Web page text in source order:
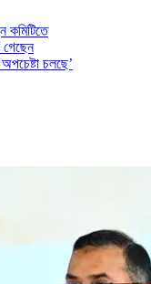
কমিটিতে
গেছেন
চলছে’